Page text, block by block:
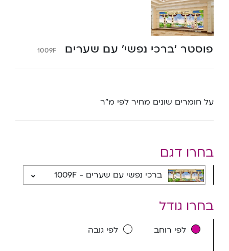
פוסטר ‘ברכי נפשי’ עם שערים 1009F
על חומרים שונים מחיר לפי מ”ר
בחרו דגם
בחרו גודל
לפי רוחב לפי גובה